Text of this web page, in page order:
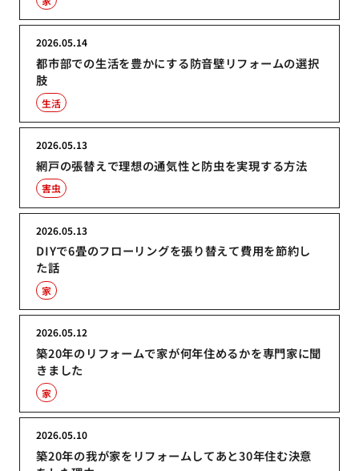
都市部での生活を豊かにする防音壁リフォームの選択
肢
2026.05.14
生活
網戸の張替えで理想の通気性と防虫を実現する方法
2026.05.13
害虫
DIYで6畳のフローリングを張り替えて費用を節約し
た話
2026.05.13
家
築20年のリフォームで家が何年住めるかを専門家に聞
きました
2026.05.12
家
築20年の我が家をリフォームしてあと30年住む決意
2026.05.10